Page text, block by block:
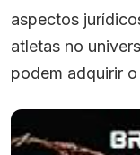
aspectos
atletas no
podem adquirir